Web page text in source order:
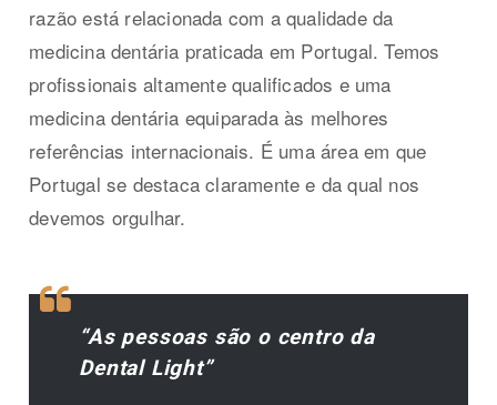
razão está relacionada com a qualidade da
medicina dentária praticada em Portugal. Temos
profissionais altamente qualificados e uma
medicina dentária equiparada às melhores
referências internacionais. É uma área em que
Portugal se destaca claramente e da qual nos
devemos orgulhar.
“As pessoas são o centro da
Dental Light”